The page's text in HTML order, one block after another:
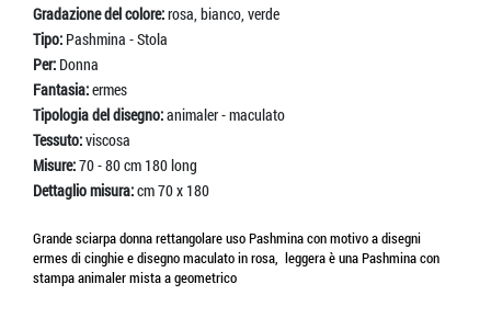
Gradazione del colore:rosa, bianco, verde
Tipo: Pashmina - Stola
Per: Donna
Fantasia:ermes
Tipologia del disegno:animaler - maculato
Tessuto:viscosa
Misure:70 - 80 cm 180 long
Dettaglio misura:cm 70 x 180
Grande sciarpa donna rettangolare uso Pashmina con motivo a disegni
ermes di cinghie e disegno maculato in rosa, leggera è una Pashmina con
stampa animaler mista a geometrico